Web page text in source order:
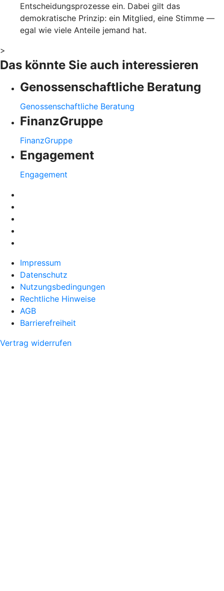
Entscheidungsprozesse ein. Dabei gilt das
demokratische Prinzip: ein Mitglied, eine Stimme —
egal wie viele Anteile jemand hat.
>
Das könnte Sie auch interessieren
Genossenschaftliche Beratung
Genossenschaftliche Beratung
FinanzGruppe
FinanzGruppe
Engagement
Engagement
Impressum
Datenschutz
Nutzungsbedingungen
Rechtliche Hinweise
AGB
Barrierefreiheit
Vertrag widerrufen